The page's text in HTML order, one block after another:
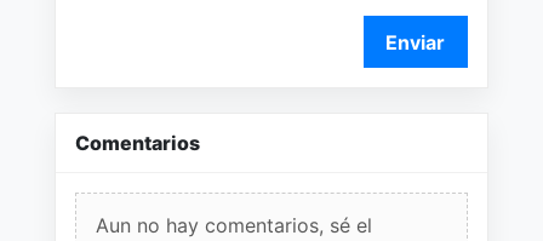
Enviar
Comentarios
Aun no hay comentarios, sé el